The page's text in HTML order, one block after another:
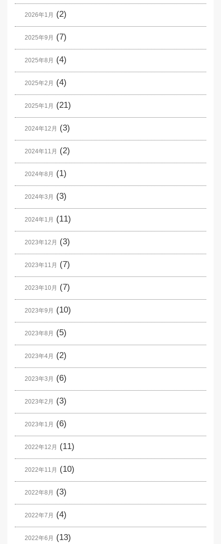
2026年1月 (2)
2025年9月 (7)
2025年8月 (4)
2025年2月 (4)
2025年1月 (21)
2024年12月 (3)
2024年11月 (2)
2024年8月 (1)
2024年3月 (3)
2024年1月 (11)
2023年12月 (3)
2023年11月 (7)
2023年10月 (7)
2023年9月 (10)
2023年8月 (5)
2023年4月 (2)
2023年3月 (6)
2023年2月 (3)
2023年1月 (6)
2022年12月 (11)
2022年11月 (10)
2022年8月 (3)
2022年7月 (4)
2022年6月 (13)